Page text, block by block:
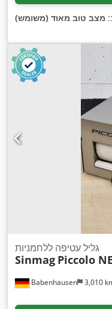
מצב טוב מאוד (משומש)
Babenhausen 3,010
גליל עטיפה ללחמניות
Sinmag Piccolo